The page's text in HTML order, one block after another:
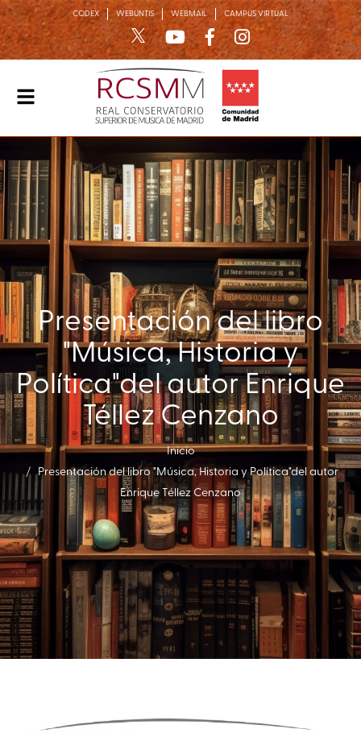
CODEX WEBUNTIS WEBMAIL CAMPUS VIRTUAL
Alternar
navegación
Presentación del libro
"Música, Historia y
Política"del autor Enrique
Téllez Cenzano
Inicio
Presentación del libro "Música, Historia y Política"del autor
Enrique Téllez Cenzano